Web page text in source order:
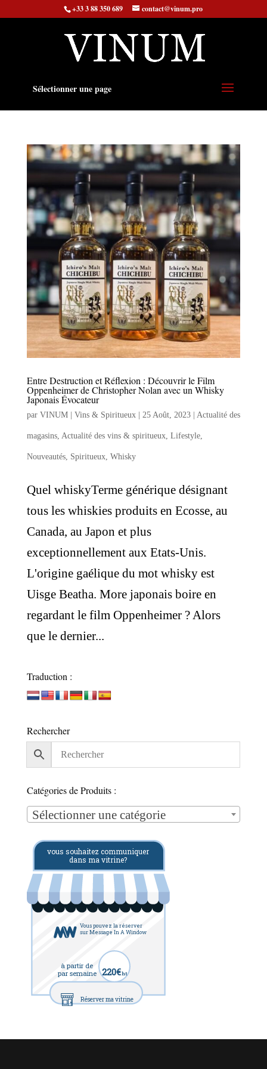
+33 3 88 350 689 contact@vinum.pro
Sélectionner une page
Entre Destruction et Réflexion : Découvrir le Film
Oppenheimer de Christopher Nolan avec un Whisky
Japonais Évocateur
par VINUM | Vins & Spiritueux| 25 Août, 2023| Actualité des
magasins, Actualité des vins & spiritueux, Lifestyle,
Nouveautés, Spiritueux, Whisky
Quel whiskyTerme générique désignant
tous les whiskies produits en Ecosse, au
Canada, au Japon et plus
exceptionnellement aux Etats-Unis.
L'origine gaélique du mot whisky est
Uisge Beatha. More japonais boire en
regardant le film Oppenheimer ? Alors
que le dernier...
Traduction :
Rechercher
Catégories de Produits :
Sélectionner une catégorie
vous souhaitez communiquer
dans ma vitrine?
Vous pouvez la réserver
sur Message In A Window
à partir de
par semaine 220€ht
Réserver ma vitrine